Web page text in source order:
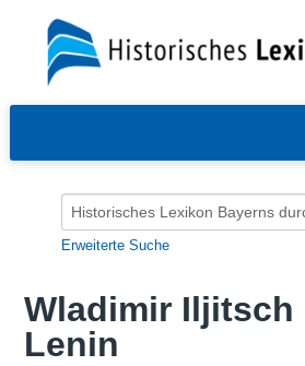
Erweiterte Suche
Wladimir Iljitsch
Lenin